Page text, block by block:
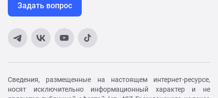
Задать вопрос
Сведения, размещенные на настоящем интернет-ресурсе,
носят исключительно информационный характер и не